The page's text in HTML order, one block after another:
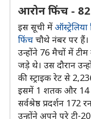
आरोन फिंच -
इस सूची में ऑस्ट्रेलिया
फिंच चौथे नंबर पर हैं।
उन्होंने 76 मैचों में
जड़े थे। उस दौरान
की स्ट्राइक रेट से
इसमें 1 शतक और 14
सर्वश्रेष्ठ प्रदर्शन 172
उन्होंने अपने पूरे टी-